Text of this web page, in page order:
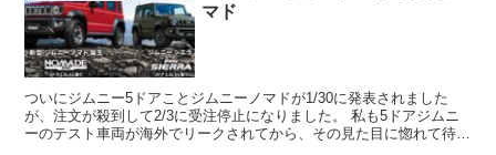
マド
ついにジムニー5ドアことジムニーノマドが1/30に発表されました
が、注文が殺到して2/3に受注停止になりました。 私も5ドアジムニ
ーのテスト車両が海外でリークされてから、その見た目に惚れて待ち